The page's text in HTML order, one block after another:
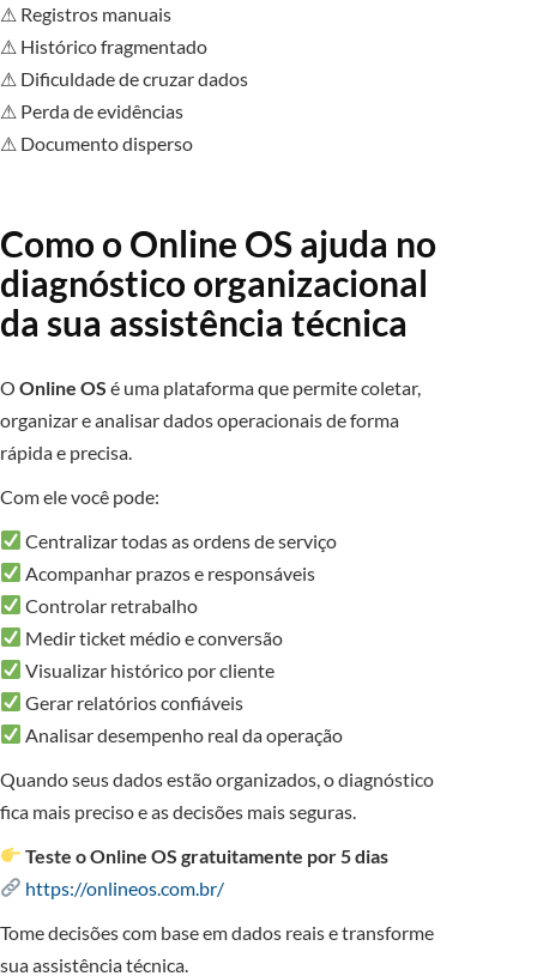
⚠ Registros manuais
⚠ Histórico fragmentado
⚠ Dificuldade de cruzar dados
⚠ Perda de evidências
⚠ Documento disperso
Como o Online OS ajuda no
diagnóstico organizacional
da sua assistência técnica
O Online OS é uma plataforma que permite coletar,
organizar e analisar dados operacionais de forma
rápida e precisa.
Com ele você pode:
Centralizar todas as ordens de serviço
Acompanhar prazos e responsáveis
Controlar retrabalho
Medir ticket médio e conversão
Visualizar histórico por cliente
Gerar relatórios confiáveis
Analisar desempenho real da operação
Quando seus dados estão organizados, o diagnóstico
fica mais preciso e as decisões mais seguras.
Teste o Online OS gratuitamente por 5 dias
https://onlineos.com.br/
Tome decisões com base em dados reais e transforme
sua assistência técnica.